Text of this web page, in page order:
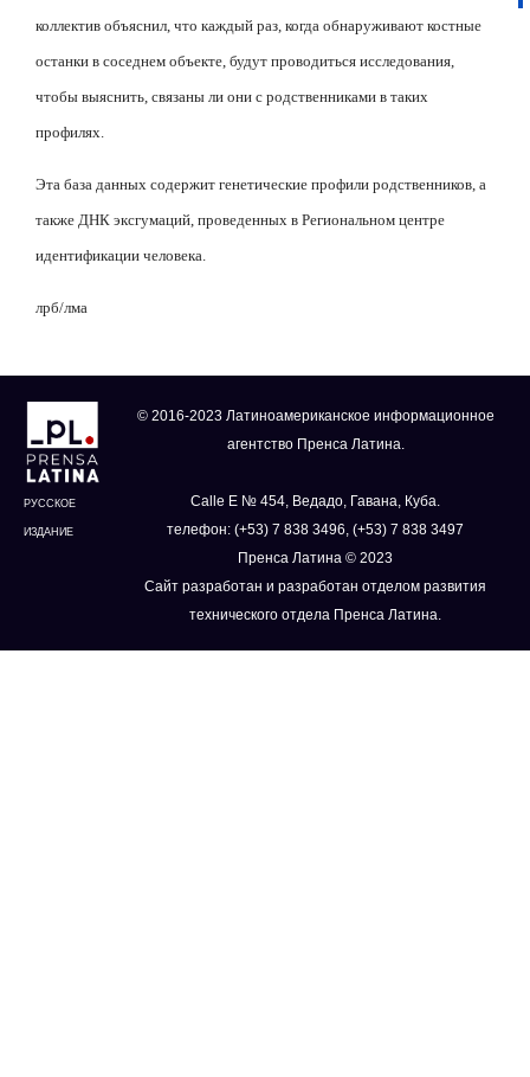
коллектив объяснил, что каждый раз, когда обнаруживают костные
останки в соседнем объекте, будут проводиться исследования,
чтобы выяснить, связаны ли они с родственниками в таких
профилях.
Эта база данных содержит генетические профили родственников, а
также ДНК эксгумаций, проведенных в Региональном центре
идентификации человека.
лрб/лма
РУССКОЕ
ИЗДАНИЕ
© 2016-2023 Латиноамериканское информационное
агентство Пренса Латина.
Calle E № 454, Ведадо, Гавана, Куба.
телефон: (+53) 7 838 3496, (+53) 7 838 3497
Пренса Латина © 2023
Сайт разработан и разработан отделом развития
технического отдела Пренса Латина.